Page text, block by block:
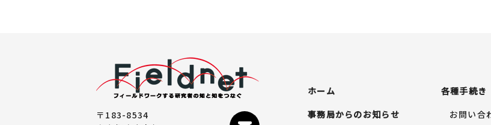
〒183-8534
ホーム
事務局からのお知らせ
各種手続き
お問い合